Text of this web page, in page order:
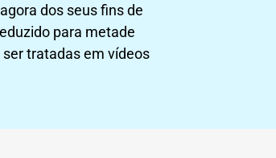
dos seus fins de
para metade
tratadas em vídeos